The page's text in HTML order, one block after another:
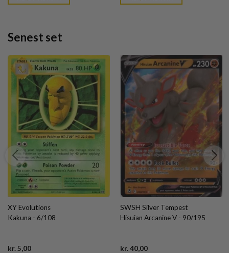
Senest set
XY Evolutions
Kakuna - 6/108
kr.5,00Current
SWSH Silver Tempest
Hisuian Arcanine V - 90/195
kr.40,00Current